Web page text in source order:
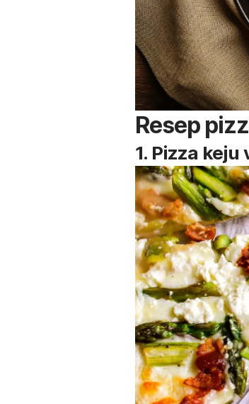
Resep
1. Pizza keju